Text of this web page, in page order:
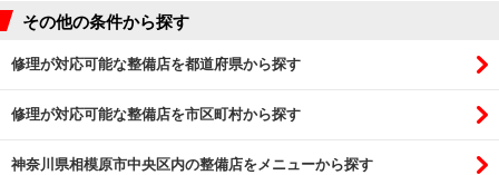
その他の条件から探す
修理が対応可能な整備店を都道府県から探す
修理が対応可能な整備店を市区町村から探す
神奈川県相模原市中央区内の整備店をメニューから探す